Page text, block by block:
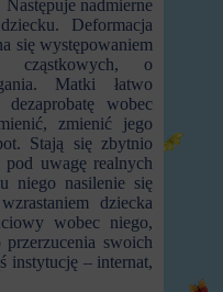
nadmierne
Deformacja
się występowaniem
cząstkowych, o
Matki łatwo
wobec
zmienić jego
Stają się zbytnio
uwagę realnych
niego nasilenie się
dziecka
wobec niego,
swoich
instytucję – internat,